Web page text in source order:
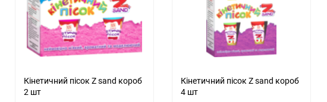
Кінетичний пісок Z sand короб
2 шт
Кінетичний пісок Z sand короб
4 шт